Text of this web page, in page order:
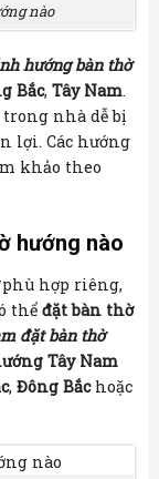
nào
hướng bàn thờ
Bắc, Tây Nam.
nhà dễ bị
lợi. Các hướng
khảo theo
hướng nào
hợp riêng,
thể đặt bàn thờ
đặt bàn thờ
Tây Nam
, Đông Bắchoặc